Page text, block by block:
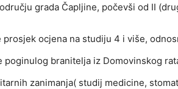
grada Čapljine, počevši od II
ocjena na studiju 4 i više,
branitelja iz Domovinskog
zanimanja( studij medicine,